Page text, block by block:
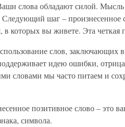
слова обладают силой.
Следующий шаг –
в которых вы живете. Эта четкая
слов, заключающих
идею ошибки,
словами мы часто питаем и
позитивное слово – это
символа.